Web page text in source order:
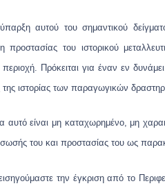
αυτού του σημαντικού
του ιστορικού
Πρόκειται για έναν εν
ιστορίας των παραγωγικών
είναι μη καταχωρημένο, μη
του και προστασίας του ως
την έγκριση από το